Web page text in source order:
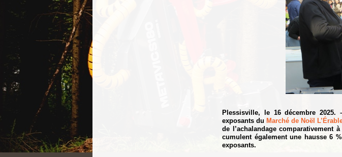
Plessisville, le 16 décembre
exposants du Marché de Noël
de l’achalandage comparativement
cumulent également une hausse 6
exposants.